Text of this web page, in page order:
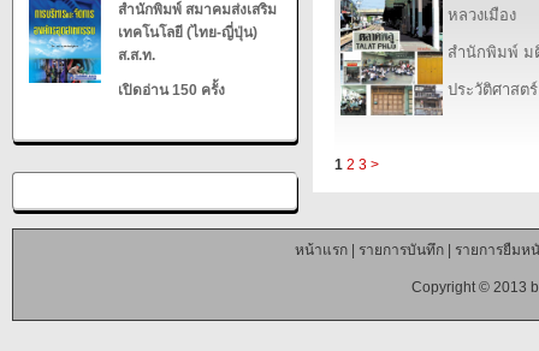
สำนักพิมพ์ สมาคมส่งเสริม
เทคโนโลยี (ไทย-ญี่ปุ่น)
ส.ส.ท.
เปิดอ่าน 150 ครั้ง
หลวงเมือง
สำนักพิมพ์ ม
ประวัติศาสต
1 2 3 >
หน้าแรก| รายการบันทึก| รายการยืมห
Copyright © 2013